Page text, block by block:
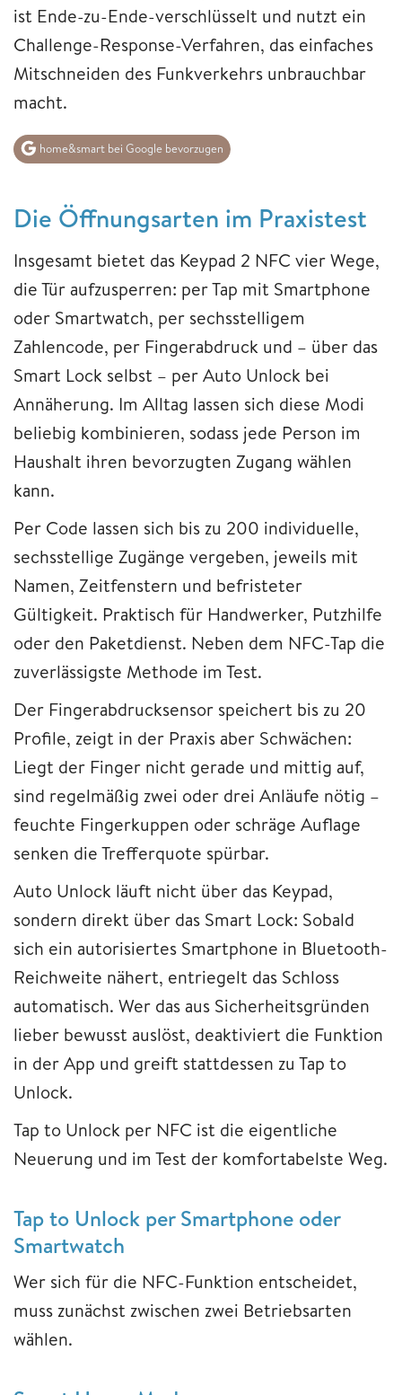
ist Ende-zu-Ende-verschlüsselt und nutzt ein
Challenge-Response-Verfahren, das einfaches
Mitschneiden des Funkverkehrs unbrauchbar
macht.
home&smart bei Google bevorzugen
Die Öffnungsarten im Praxistest
Insgesamt bietet das Keypad 2 NFC vier Wege,
die Tür aufzusperren: per Tap mit Smartphone
oder Smartwatch, per sechsstelligem
Zahlencode, per Fingerabdruck und – über das
Smart Lock selbst – per Auto Unlock bei
Annäherung. Im Alltag lassen sich diese Modi
beliebig kombinieren, sodass jede Person im
Haushalt ihren bevorzugten Zugang wählen
kann.
Per Code lassen sich bis zu 200 individuelle,
sechsstellige Zugänge vergeben, jeweils mit
Namen, Zeitfenstern und befristeter
Gültigkeit. Praktisch für Handwerker, Putzhilfe
oder den Paketdienst. Neben dem NFC-Tap die
zuverlässigste Methode im Test.
Der Fingerabdrucksensor speichert bis zu 20
Profile, zeigt in der Praxis aber Schwächen:
Liegt der Finger nicht gerade und mittig auf,
sind regelmäßig zwei oder drei Anläufe nötig –
feuchte Fingerkuppen oder schräge Auflage
senken die Trefferquote spürbar.
Auto Unlock läuft nicht über das Keypad,
sondern direkt über das Smart Lock: Sobald
sich ein autorisiertes Smartphone in Bluetooth-
Reichweite nähert, entriegelt das Schloss
automatisch. Wer das aus Sicherheitsgründen
lieber bewusst auslöst, deaktiviert die Funktion
in der App und greift stattdessen zu Tap to
Unlock.
Tap to Unlock per NFC ist die eigentliche
Neuerung und im Test der komfortabelste Weg.
Tap to Unlock per Smartphone oder
Smartwatch
Wer sich für die NFC-Funktion entscheidet,
muss zunächst zwischen zwei Betriebsarten
wählen.